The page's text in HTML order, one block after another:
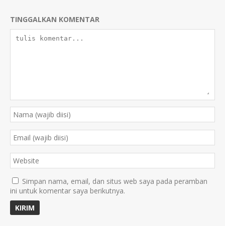
TINGGALKAN KOMENTAR
Simpan nama, email, dan situs web saya pada peramban
ini untuk komentar saya berikutnya.